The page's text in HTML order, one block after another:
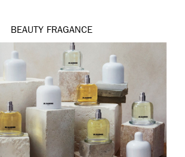
BEAUTY FRAGANCE